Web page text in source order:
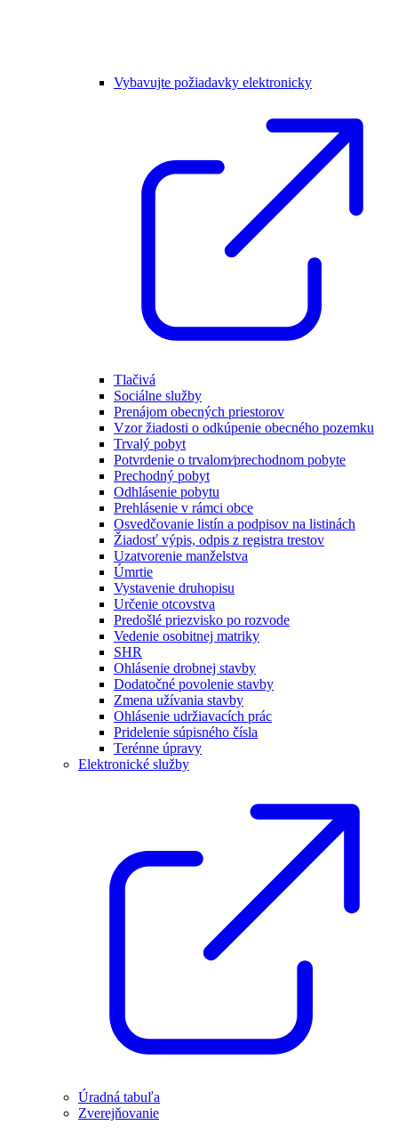
Vybavujte požiadavky elektronicky
Tlačivá
Sociálne služby
Prenájom obecných priestorov
Vzor žiadosti o odkúpenie obecného pozemku
Trvalý pobyt
Potvrdenie o trvalom⁄prechodnom pobyte
Prechodný pobyt
Odhlásenie pobytu
Prehlásenie v rámci obce
Osvedčovanie listín a podpisov na listinách
Žiadosť výpis, odpis z registra trestov
Uzatvorenie manželstva
Úmrtie
Vystavenie druhopisu
Určenie otcovstva
Predošlé priezvisko po rozvode
Vedenie osobitnej matriky
SHR
Ohlásenie drobnej stavby
Dodatočné povolenie stavby
Zmena užívania stavby
Ohlásenie udržiavacích prác
Pridelenie súpisného čísla
Terénne úpravy
Elektronické služby
Úradná tabuľa
Zverejňovanie